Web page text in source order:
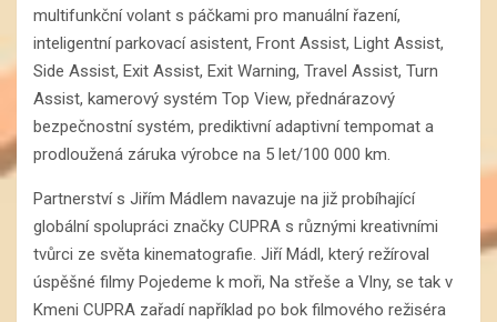
multifunkční volant s páčkami pro manuální řazení,
inteligentní parkovací asistent, Front Assist, Light Assist,
Side Assist, Exit Assist, Exit Warning, Travel Assist, Turn
Assist, kamerový systém Top View, přednárazový
bezpečnostní systém, prediktivní adaptivní tempomat a
prodloužená záruka výrobce na 5 let/100 000 km.
Partnerství s Jiřím Mádlem navazuje na již probíhající
globální spolupráci značky CUPRA s různými kreativními
tvůrci ze světa kinematografie. Jiří Mádl, který režíroval
úspěšné filmy Pojedeme k moři, Na střeše a Vlny, se tak v
Kmeni CUPRA zařadí například po bok filmového režiséra